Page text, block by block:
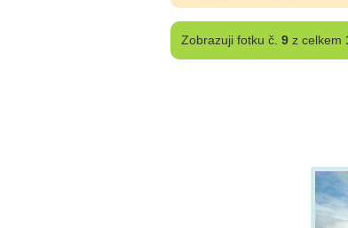
Zobrazujifotku č. 9z celkem